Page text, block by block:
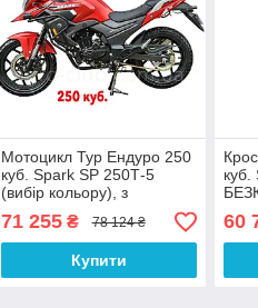
Мотоцикл Тур Ендуро 250
куб. Spark SP 250Т-5
(вибір кольору), з
безкоштовною доставкою
71 255₴ 78 124 ₴
Купити
куб.
60